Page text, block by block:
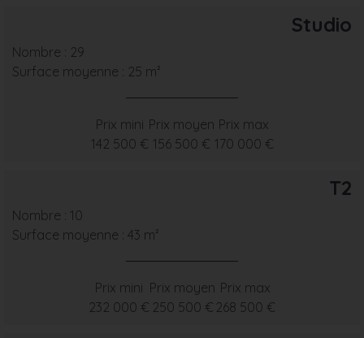
Studio
Nombre : 29
Surface moyenne : 25 m²
Prix mini
142 500 €
Prix moyen
156 500 €
Prix max
170 000 €
T2
Nombre : 10
Surface moyenne : 43 m²
Prix mini
232 000 €
Prix moyen
250 500 €
Prix max
268 500 €